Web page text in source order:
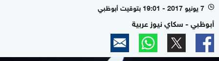
l 7 يونيو 2017 - 19:01 بتوقيت أبوظبي
أبوظبي - سكاي نيوز عربية